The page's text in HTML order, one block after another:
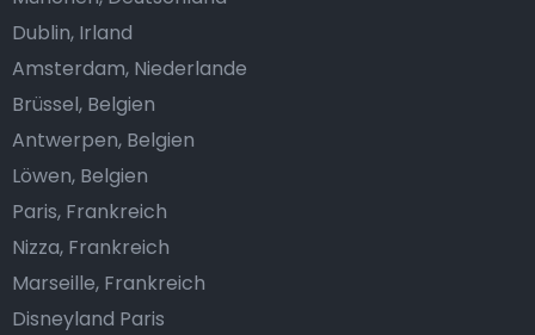
Dublin, Irland
Amsterdam, Niederlande
Brüssel, Belgien
Antwerpen, Belgien
Löwen, Belgien
Paris, Frankreich
Nizza, Frankreich
Marseille, Frankreich
Disneyland Paris